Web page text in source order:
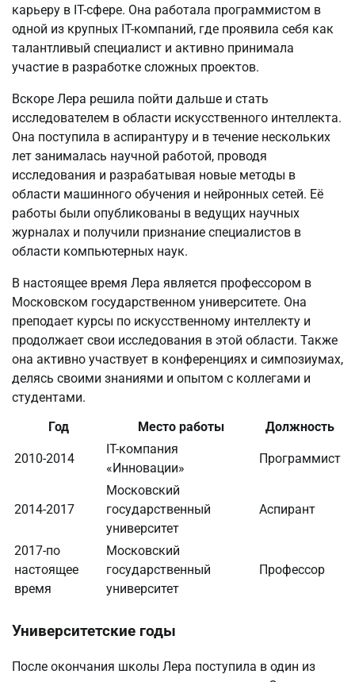
карьеру в IT-сфере. Она работала программистом в
одной из крупных IT-компаний, где проявила себя как
талантливый специалист и активно принимала
участие в разработке сложных проектов.
Вскоре Лера решила пойти дальше и стать
исследователем в области искусственного интеллекта.
Она поступила в аспирантуру и в течение нескольких
лет занималась научной работой, проводя
исследования и разрабатывая новые методы в
области машинного обучения и нейронных сетей. Её
работы были опубликованы в ведущих научных
журналах и получили признание специалистов в
области компьютерных наук.
В настоящее время Лера является профессором в
Московском государственном университете. Она
преподает курсы по искусственному интеллекту и
продолжает свои исследования в этой области. Также
она активно участвует в конференциях и симпозиумах,
делясь своими знаниями и опытом с коллегами и
студентами.
Год
Место работы Должность
2010-2014
IT-компания
«Инновации»
Программист
2014-2017
Московский
государственный
университет
Аспирант
2017-по
настоящее
время
Московский
государственный
университет
Профессор
Университетские годы
После окончания школы Лера поступила в один из